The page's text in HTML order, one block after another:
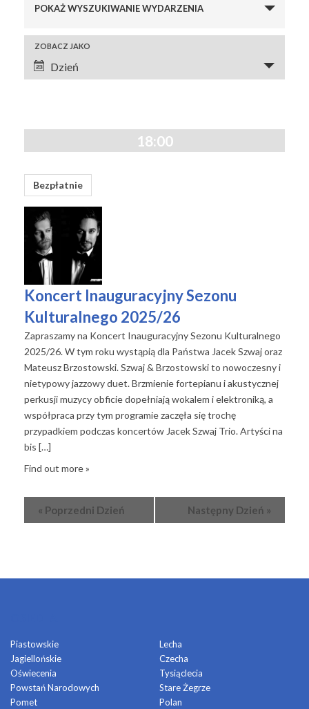
Search
and
Views
Navigation
POKAŻ WYSZUKIWANIE WYDARZENIA
Wydarzenie
Views
Navigation
ZOBACZ JAKO
Dzień
18:00
Bezpłatnie
Koncert Inauguracyjny Sezonu
Kulturalnego 2025/26
Zapraszamy na Koncert Inauguracyjny Sezonu Kulturalnego
2025/26. W tym roku wystąpią dla Państwa Jacek Szwaj oraz
Mateusz Brzostowski. Szwaj & Brzostowski to nowoczesny i
nietypowy jazzowy duet. Brzmienie fortepianu i akustycznej
perkusji muzycy obficie dopełniają wokalem i elektroniką, a
współpraca przy tym programie zaczęła się trochę
przypadkiem podczas koncertów Jacek Szwaj Trio. Artyści na
bis […]
Find out more »
« Poprzedni Dzień Następny Dzień »
Piastowskie
Jagiellońskie
Oświecenia
Powstań Narodowych
Pomet
Lecha
Czecha
Tysiąclecia
Stare Żegrze
Polan